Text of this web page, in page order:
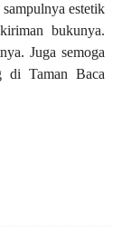
estetik
bukunya.
Juga semoga
di Taman Baca